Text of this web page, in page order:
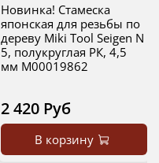
Новинка! Стамеска
японская для резьбы по
дереву Miki Tool Seigen N
5, полукруглая РК, 4,5
мм М00019862
2 420 Руб
В корзину